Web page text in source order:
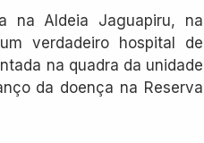
na Aldeia Jaguapiru, na
verdadeiro hospital de
na quadra da unidade
da doença na Reserva